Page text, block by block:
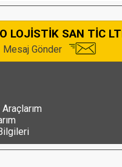
LOJİSTİK SAN TİC
Mesaj Gönder